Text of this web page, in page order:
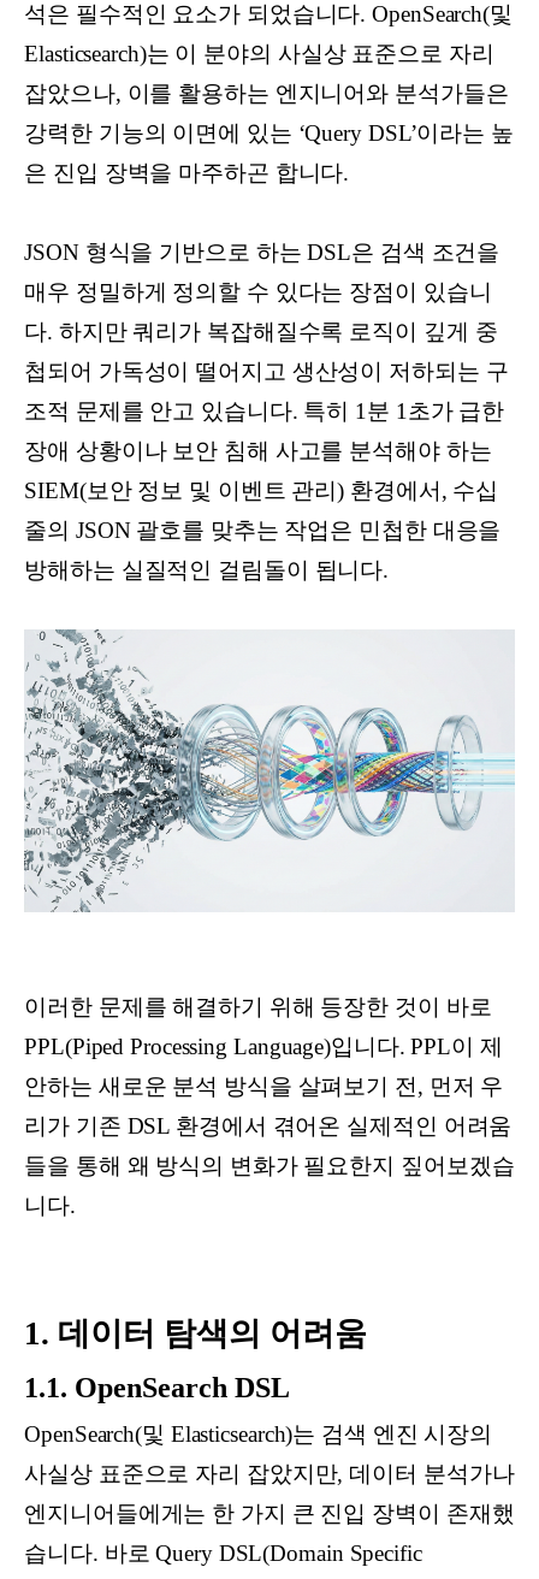
석은 필수적인 요소가 되었습니다. OpenSearch(및
Elasticsearch)는 이 분야의 사실상 표준으로 자리
잡았으나, 이를 활용하는 엔지니어와 분석가들은
강력한 기능의 이면에 있는 ‘Query DSL’이라는 높
은 진입 장벽을 마주하곤 합니다.
JSON 형식을 기반으로 하는 DSL은 검색 조건을
매우 정밀하게 정의할 수 있다는 장점이 있습니
다. 하지만 쿼리가 복잡해질수록 로직이 깊게 중
첩되어 가독성이 떨어지고 생산성이 저하되는 구
조적 문제를 안고 있습니다. 특히 1분 1초가 급한
장애 상황이나 보안 침해 사고를 분석해야 하는
SIEM(보안 정보 및 이벤트 관리) 환경에서, 수십
줄의 JSON 괄호를 맞추는 작업은 민첩한 대응을
방해하는 실질적인 걸림돌이 됩니다.
이러한 문제를 해결하기 위해 등장한 것이 바로
PPL(Piped Processing Language)입니다. PPL이 제
안하는 새로운 분석 방식을 살펴보기 전, 먼저 우
리가 기존 DSL 환경에서 겪어온 실제적인 어려움
들을 통해 왜 방식의 변화가 필요한지 짚어보겠습
니다.
1. 데이터 탐색의 어려움
1.1. OpenSearch DSL
OpenSearch(및 Elasticsearch)는 검색 엔진 시장의
사실상 표준으로 자리 잡았지만, 데이터 분석가나
엔지니어들에게는 한 가지 큰 진입 장벽이 존재했
습니다. 바로 Query DSL(Domain Specific